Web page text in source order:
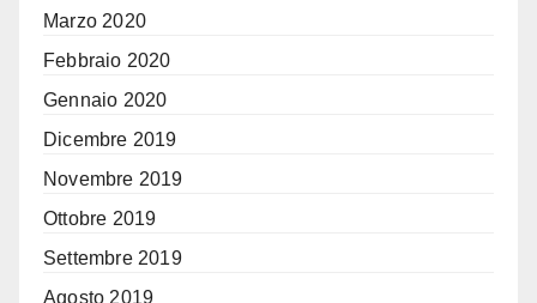
Marzo 2020
Febbraio 2020
Gennaio 2020
Dicembre 2019
Novembre 2019
Ottobre 2019
Settembre 2019
Agosto 2019